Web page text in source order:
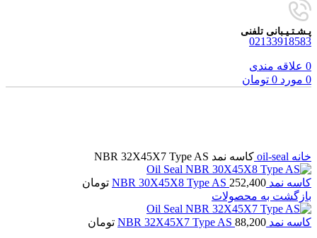
پـشـتـیـبانی تلفنی
02133918583
0 علاقه مندی
0 مورد 0 تومان
خانه oil-seal کاسه نمد NBR 32X45X7 Type AS
کاسه نمد NBR 30X45X8 Type AS 252,400
تومان
بازگشت به محصولات
کاسه نمد NBR 32X45X7 Type AS 88,200 تومان